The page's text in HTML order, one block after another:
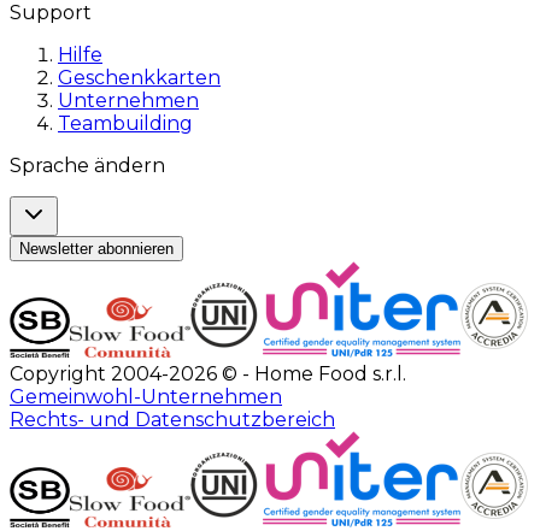
Support
Hilfe
Geschenkkarten
Unternehmen
Teambuilding
Sprache ändern
Newsletter abonnieren
Copyright 2004-2026 © - Home Food s.r.l.
Gemeinwohl-Unternehmen
Rechts- und Datenschutzbereich